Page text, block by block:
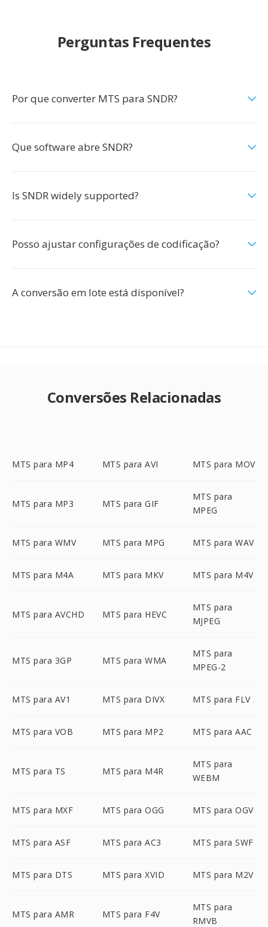
Perguntas Frequentes
Por que converter MTS para SNDR?
Que software abre SNDR?
Is SNDR widely supported?
Posso ajustar configurações de codificação?
A conversão em lote está disponível?
Conversões Relacionadas
MTS para MP4 MTS para AVI MTS para MOV
MTS para MP3 MTS para GIF
MTS para
MPEG
MTS para WMV MTS para MPG MTS para WAV
MTS para M4A MTS para MKV MTS para M4V
MTS para AVCHD MTS para HEVC
MTS para
MJPEG
MTS para 3GP MTS para WMA
MTS para
MPEG-2
MTS para AV1 MTS para DIVX MTS para FLV
MTS para VOB MTS para MP2 MTS para AAC
MTS para TS MTS para M4R
MTS para
WEBM
MTS para MXF MTS para OGG MTS para OGV
MTS para ASF MTS para AC3 MTS para SWF
MTS para DTS MTS para XVID MTS para M2V
MTS para AMR MTS para F4V
MTS para
RMVB